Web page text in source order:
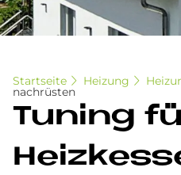
Startseite Heizung
nachrüsten
Tu­n­ing